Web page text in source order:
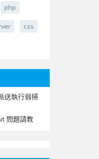
php
css
送執行弱掃
問題請教